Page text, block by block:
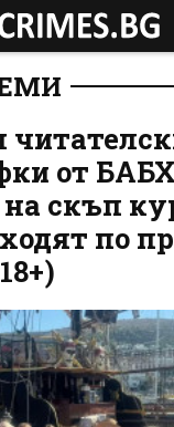
от
скъп
по